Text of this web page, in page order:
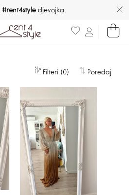
#rent4styledjevojka.
Filteri (0) Poredaj